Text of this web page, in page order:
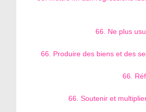
66. Ne plus
66. Produire des biens et des
66.
66. Soutenir et